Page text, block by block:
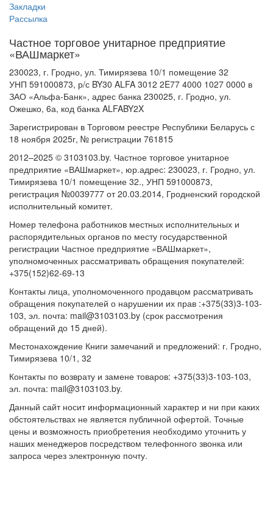
Закладки
Рассылка
Частное торговое унитарное предприятие
«ВАШмаркет»
230023, г. Гродно, ул. Тимирязева 10/1 помещение 32
УНП 591000873, р/с BY30 ALFA 3012 2E77 4000 1027 0000 в
ЗАО «Альфа-Банк», адрес банка 230025, г. Гродно, ул.
Ожешко, 6а, код банка ALFABY2X
Зарегистрирован в Торговом реестре Республики Беларусь с
18 ноября 2025г, № регистрации 761815
2012–2025 © 3103103.by. Частное торговое унитарное
предприятие «ВАШмаркет», юр.адрес: 230023, г. Гродно, ул.
Тимирязева 10/1 помещение 32., УНП 591000873,
регистрация №0039777 от 20.03.2014, Гродненский городской
исполнительный комитет.
Номер телефона работников местных исполнительных и
распорядительных органов по месту государственной
регистрации Частное предприятие «ВАШмаркет»,
уполномоченных рассматривать обращения покупателей:
+375(152)62-69-13
Контакты лица, уполномоченного продавцом рассматривать
обращения покупателей о нарушении их прав :+375(33)3-103-
103, эл. почта: mail@3103103.by (срок рассмотрения
обращений до 15 дней).
Местонахождение Книги замечаний и предложений: г. Гродно,
Тимирязева 10/1, 32
Контакты по возврату и замене товаров: +375(33)3-103-103,
эл. почта: mail@3103103.by.
Данный сайт носит информационный характер и ни при каких
обстоятельствах не является публичной офертой. Точные
цены и возможность приобретения необходимо уточнить у
наших менеджеров посредством телефонного звонка или
запроса через электронную почту.